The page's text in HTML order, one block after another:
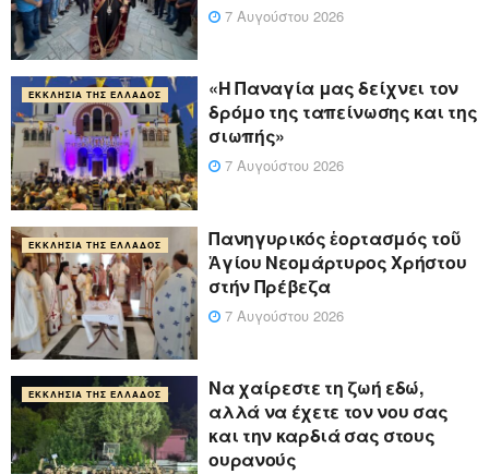
7 Αυγούστου 2026
ΕΚΚΛΗΣΊΑ ΤΗΣ ΕΛΛΆΔΟΣ
«Η Παναγία μας δείχνει τον
δρόμο της ταπείνωσης και της
σιωπής»
7 Αυγούστου 2026
ΕΚΚΛΗΣΊΑ ΤΗΣ ΕΛΛΆΔΟΣ
Πανηγυρικός ἑορτασμός τοῦ
Ἁγίου Νεομάρτυρος Χρήστου
στήν Πρέβεζα
7 Αυγούστου 2026
ΕΚΚΛΗΣΊΑ ΤΗΣ ΕΛΛΆΔΟΣ
Να χαίρεστε τη ζωή εδώ,
αλλά να έχετε τον νου σας
και την καρδιά σας στους
ουρανούς